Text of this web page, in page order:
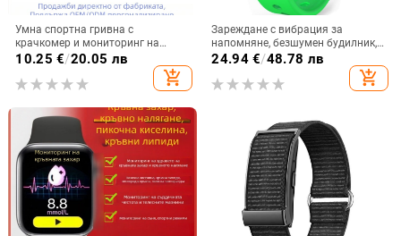
Умна спортна гривна с
крачкомер и мониторинг на
сърцето, кръвното и кислород в
кръвта; силиконова каишка,
пластмасов корпус; безжично
10.25 €/20.05 лв
add_shopping_cart
Зареждане с вибрация за
напомняне, безшумен будилник,
измерващ телесната
температура, водоустойчив,
студентски, модерен смарт
24.94€/48.78 лв
add_shopping_cart